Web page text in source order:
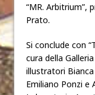
“MR. Arbitrium”,
Prato.
Si conclude con
cura della
illustratori
Emiliano Ponzi e